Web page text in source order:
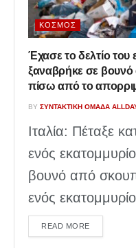
ΚΌΣΜΟΣ
Έχασε το δελτίο του
ξαναβρήκε σε βουνό
πίσω από το
BY ΣΥΝΤΑΚΤΙΚΉ ΟΜΆΔΑ
Ιταλία: Πέταξε
ενός
βουνό από
ενός
READ MOREDETAILS